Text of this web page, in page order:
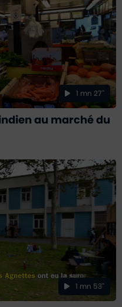
1 mn 27''
au marché du
1 mn 53''